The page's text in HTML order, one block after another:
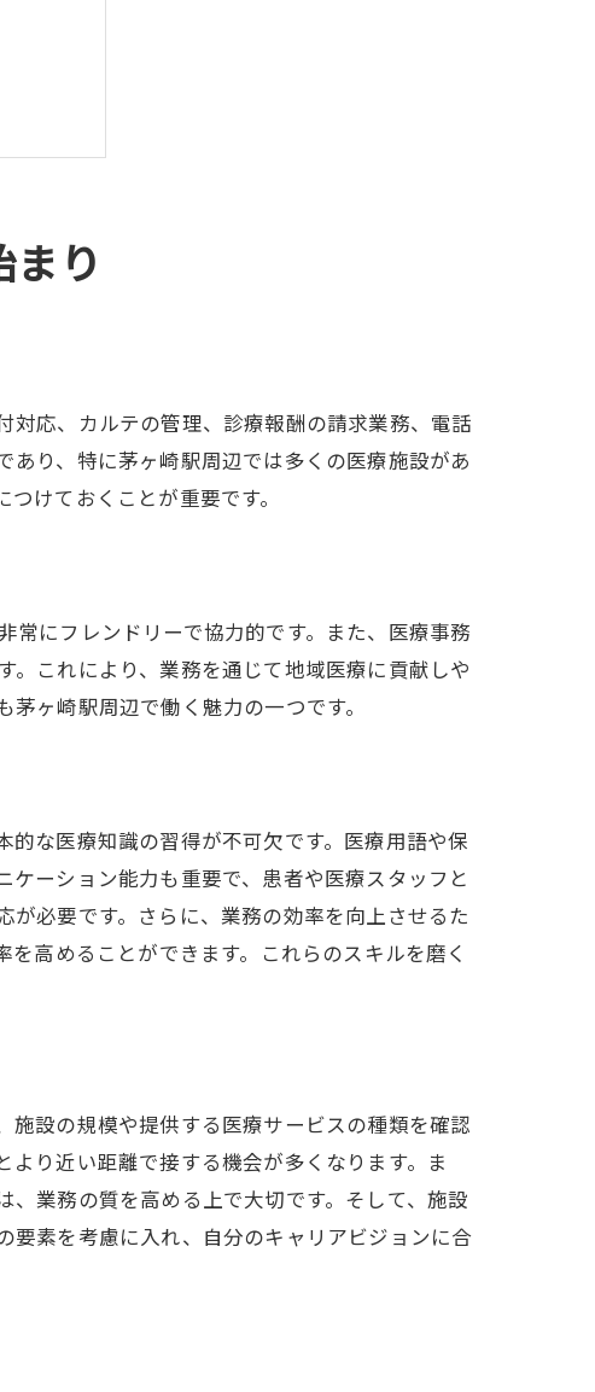
未来
リット
り
応、カルテの管理、診療報酬の請求業務、電話
り、特に茅ヶ崎駅周辺では多くの医療施設があ
けておくことが重要です。
にフレンドリーで協力的です。また、医療事務
これにより、業務を通じて地域医療に貢献しや
ヶ崎駅周辺で働く魅力の一つです。
な医療知識の習得が不可欠です。医療用語や保
ーション能力も重要で、患者や医療スタッフと
必要です。さらに、業務の効率を向上させるた
高めることができます。これらのスキルを磨く
設の規模や提供する医療サービスの種類を確認
り近い距離で接する機会が多くなります。ま
業務の質を高める上で大切です。そして、施設
要素を考慮に入れ、自分のキャリアビジョンに合